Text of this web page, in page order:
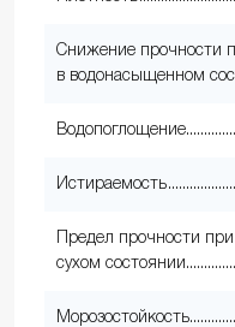
Снижение прочности
в водонасыщенном
Водопоглощение
Истираемость
Предел прочности
сухом состоянии
Морозостойкость